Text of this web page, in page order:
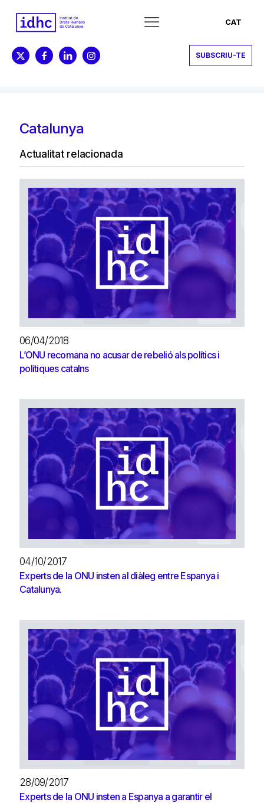
CAT
SUBSCRIU-TE
Catalunya
Actualitat relacionada
06/04/2018
L’ONU recomana no acusar de rebelió als polítics i
polítiques catalns
04/10/2017
Experts de la ONU insten al diàleg entre Espanya i
Catalunya.
28/09/2017
Experts de la ONU insten a Espanya a garantir el